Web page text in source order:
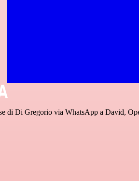
di Di Gregorio via WhatsApp a David,